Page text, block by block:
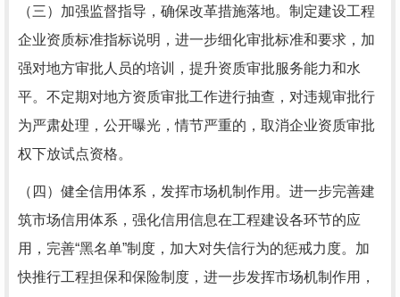
（三）加强监督指导，确保改革措施落地。制定建设工程
企业资质标准指标说明，进一步细化审批标准和要求，加
强对地方审批人员的培训，提升资质审批服务能力和水
平。不定期对地方资质审批工作进行抽查，对违规审批行
为严肃处理，公开曝光，情节严重的，取消企业资质审批
权下放试点资格。
（四）健全信用体系，发挥市场机制作用。进一步完善建
筑市场信用体系，强化信用信息在工程建设各环节的应
用，完善“黑名单”制度，加大对失信行为的惩戒力度。加
快推行工程担保和保险制度，进一步发挥市场机制作用，